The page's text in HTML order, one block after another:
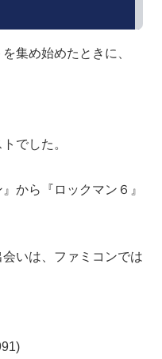
集め始めたときに、
でした。
から『ロックマン６』
いは、ファミコンでは